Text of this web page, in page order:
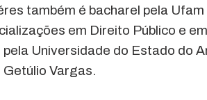
também é bacharel pela
em Direito Público e
Universidade do Estado do
Getúlio Vargas.